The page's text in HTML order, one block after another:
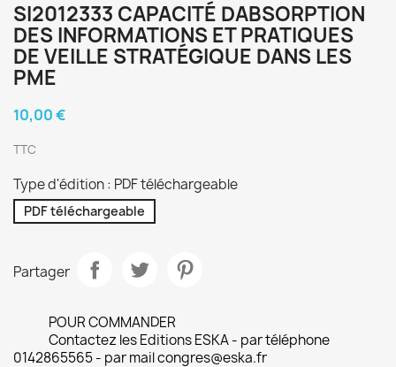
SI2012333 CAPACITÉ DABSORPTION
DES INFORMATIONS ET PRATIQUES
DE VEILLE STRATÉGIQUE DANS LES
PME
10,00 €
TTC
Type d'édition : PDF téléchargeable
PDF téléchargeable
Partager
POUR COMMANDER
Contactez les Editions ESKA - par téléphone
0142865565 - par mail congres@eska.fr